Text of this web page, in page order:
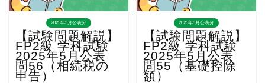
2025年5月公表分
【試験問題解説】
FP2級 学科試験
2025年5月公表
問56（相続税の
申告）
2025年5月公表分
【試験問題解説】
FP2級 学科試験
2025年5月公表
問55（基礎控除
額）